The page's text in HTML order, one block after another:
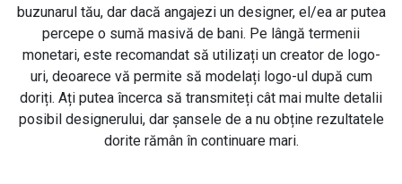
buzunarul tău, dar dacă angajezi un designer, el/ea ar putea
percepe o sumă masivă de bani. Pe lângă termenii
monetari, este recomandat să utilizați un creator de logo-
uri, deoarece vă permite să modelați logo-ul după cum
doriți. Ați putea încerca să transmiteți cât mai multe detalii
posibil designerului, dar șansele de a nu obține rezultatele
dorite rămân în continuare mari.